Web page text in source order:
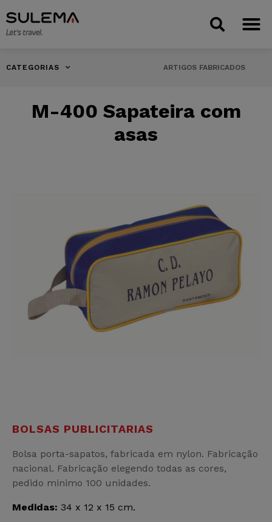
CATEGORIAS ARTIGOS FABRICADOS
M-400 Sapateira com
asas
BOLSAS PUBLICITARIAS
Bolsa porta-sapatos, fabricada em nylon. Fabricação
nacional. Fabricação elegendo todas as cores,
pedido minimo 100 unidades.
Medidas: 34 x 12 x 15 cm.